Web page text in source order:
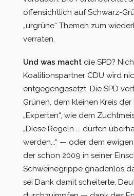
offensichtlich auf Schwarz-
„urgrüne“ Themen zum
verraten.
Und was macht die SPD?
Koalitionspartner CDU wird
entgegengesetzt. Die SPD
Grünen, dem kleinen Kreis
„Experten“, wie dem
„Diese Regeln ... dürfen
werden...“ — oder dem
der schon 2009 in seiner
Schweinegrippe gnadenlos
sei Dank damit scheiterte,